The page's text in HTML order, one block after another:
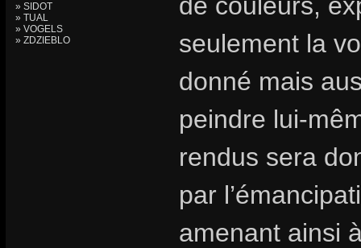
» SIDOT
» TUAL
» VOGELS
» ZDZIEBLO
seulement la
donné mais
peindre lui-
rendus sera
par
amenant ainsi